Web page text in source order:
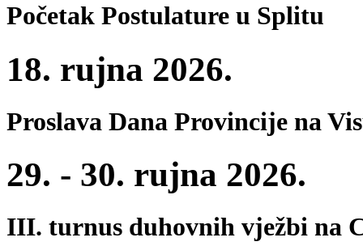
Početak Postulature u Splitu
18. rujna 2026.
Proslava Dana Provincije na
29. - 30. rujna 2026.
III. turnus duhovnih vježbi na